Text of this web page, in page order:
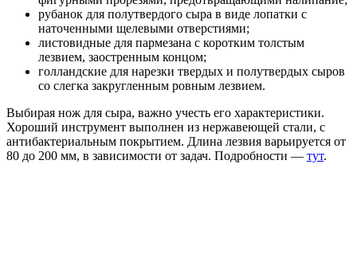
рубанок для полутвердого сыра в виде лопатки с
наточенными щелевыми отверстиями;
листовидные для пармезана с коротким толстым
лезвием, заостренным концом;
голландские для нарезки твердых и полутвердых сыров
со слегка закругленным ровным лезвием.
Выбирая нож для сыра, важно учесть его характеристики.
Хороший инструмент выполнен из нержавеющей стали, с
антибактериальным покрытием. Длина лезвия варьируется от
80 до 200 мм, в зависимости от задач. Подробности — тут.